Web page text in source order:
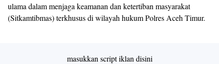
ulama dalam menjaga keamanan dan ketertiban masyarakat
(Sitkamtibmas) terkhusus di wilayah hukum Polres Aceh Timur.
masukkan script iklan disini